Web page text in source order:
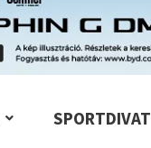
SPORTDIVAT